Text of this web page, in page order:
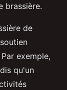
brassière.
de
exemple,
qu'un